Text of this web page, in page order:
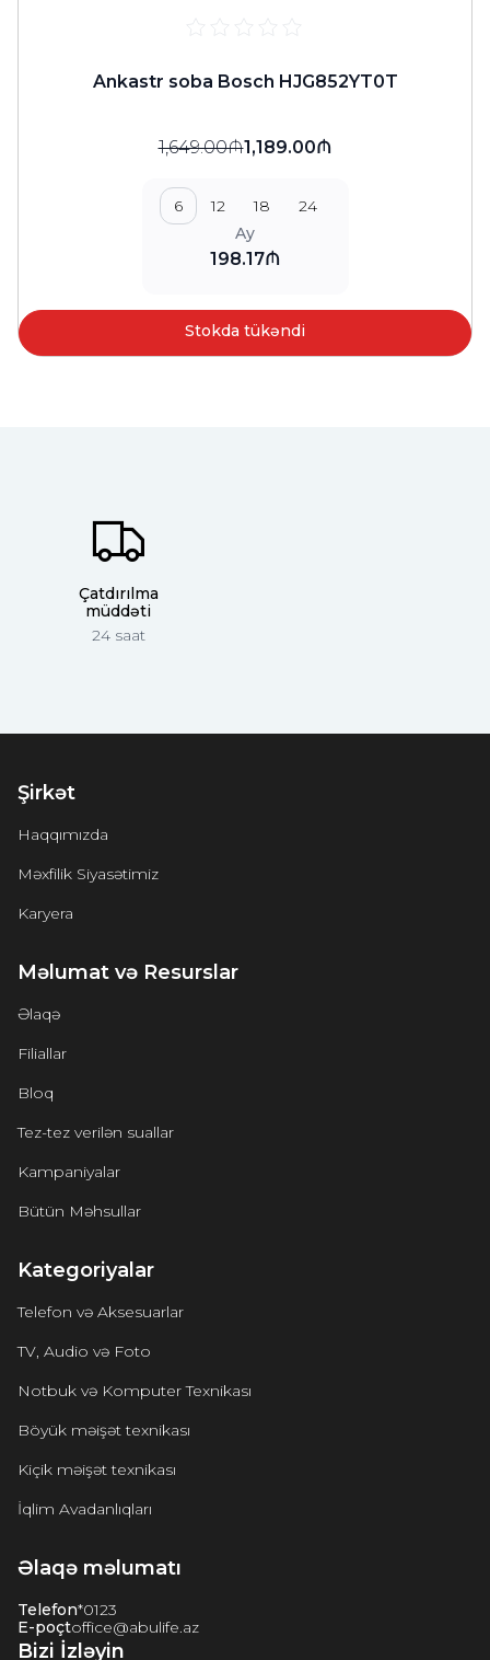
Ankastr soba Bosch HJG852YT0T
1,649.00₼1,189.00₼
6 12 18
24
Ay
198.17₼
Stokda tükəndi
Çatdırılma
müddəti
24 saat
Şirkət
Haqqımızda
Məxfilik Siyasətimiz
Karyera
Məlumat və Resurslar
Əlaqə
Filiallar
Bloq
Tez-tez verilən suallar
Kampaniyalar
Bütün Məhsullar
Kategoriyalar
Telefon və Aksesuarlar
TV, Audio və Foto
Notbuk və Komputer Texnikası
Böyük məişət texnikası
Kiçik məişət texnikası
İqlim Avadanlıqları
Əlaqə məlumatı
Telefon*0123
E-poçtoffice@abulife.az
Bizi İzləyin